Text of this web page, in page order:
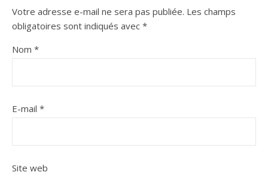
Votre adresse e-mail ne sera pas publiée. Les champs
obligatoires sont indiqués avec *
Nom *
E-mail *
Site web